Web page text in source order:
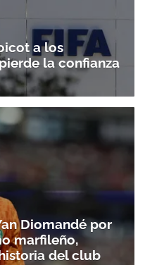
a los
la confianza
Diomandé por
marfileño,
del club